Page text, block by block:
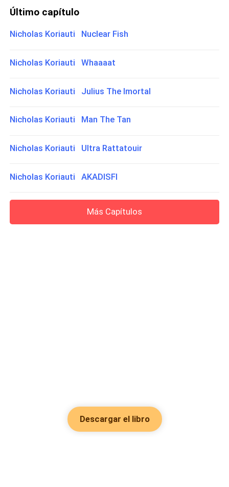
Último capítulo
Nicholas Koriauti Nuclear Fish
Nicholas Koriauti Whaaaat
Nicholas Koriauti Julius The Imortal
Nicholas Koriauti Man The Tan
Nicholas Koriauti Ultra Rattatouir
Nicholas Koriauti AKADISFI
Más Capítulos
Descargar el libro